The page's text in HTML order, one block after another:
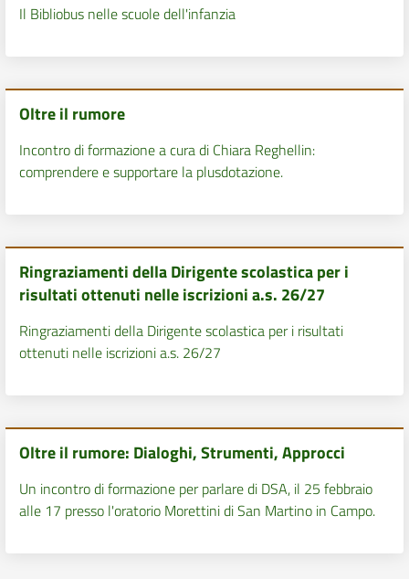
Il Bibliobus nelle scuole dell'infanzia
Oltre il rumore
Incontro di formazione a cura di Chiara Reghellin:
comprendere e supportare la plusdotazione.
Ringraziamenti della Dirigente scolastica per i
risultati ottenuti nelle iscrizioni a.s. 26/27
Ringraziamenti della Dirigente scolastica per i risultati
ottenuti nelle iscrizioni a.s. 26/27
Oltre il rumore: Dialoghi, Strumenti, Approcci
Un incontro di formazione per parlare di DSA, il 25 febbraio
alle 17 presso l'oratorio Morettini di San Martino in Campo.